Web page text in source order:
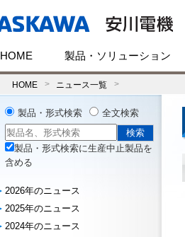
HOME 製品・ソリューション
HOME ニュース一覧
製品・形式検索 全文検索
製品・形式検索に生産中止製品を
含める
2026年のニュース
2025年のニュース
2024年のニュース